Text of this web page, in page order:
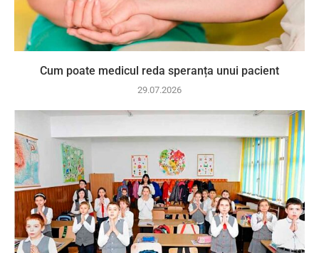
Cum poate medicul reda speranța unui pacient
29.07.2026